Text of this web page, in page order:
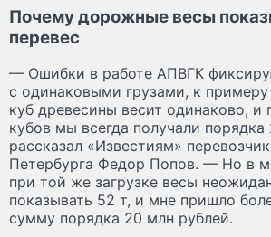
Почему дорожные весы
перевес
— Ошибки в работе АПВГК
с одинаковыми грузами, к
куб древесины весит одинаково, и
кубов мы всегда получали
рассказал «Известиям»
Петербурга Федор Попов. — Но в
при той же загрузке весы
показывать 52 т, и мне пришло
сумму порядка 20 млн рублей.